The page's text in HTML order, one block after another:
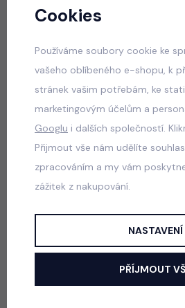
550 Kč
Luxury royal blue dress
skladem
550 Kč
Luxury Smaragd
Jak
Cookies
Používáme soubory cookie ke
vašeho oblíbeného e-shopu, k
stránek vašim potřebám, ke
marketingovým účelům a
Googlu i dalších společností.
Přijmout vše nám udělíte
zpracováním a my vám
zážitek z nakupování.
NASTAVENÍ
PŘÍJMOUT